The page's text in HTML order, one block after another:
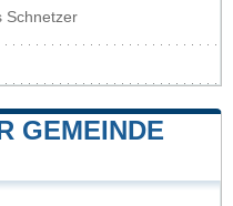
Schnetzer
GEMEINDE